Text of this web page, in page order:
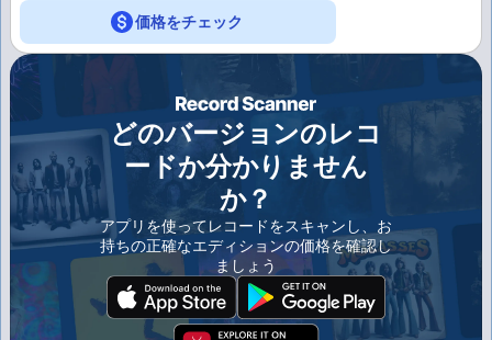
価格をチェック
どのバージョンのレコ
ードか分かりません
か？
アプリを使ってレコードをスキャンし、お
持ちの正確なエディションの価格を確認し
ましょう